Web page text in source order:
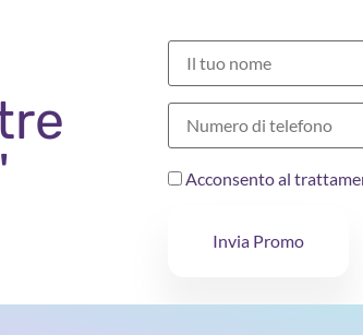
Acconsento al
Invia Promo